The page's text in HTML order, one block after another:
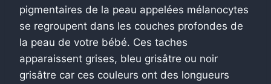
pigmentaires de la peau appelées mélanocytes
se regroupent dans les couches profondes de
la peau de votre bébé. Ces taches
apparaissent grises, bleu grisâtre ou noir
grisâtre car ces couleurs ont des longueurs